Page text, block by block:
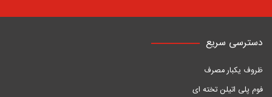
دسترسی سریع
ظروف یکبار مصرف
فوم پلی اتیلن تخته ای